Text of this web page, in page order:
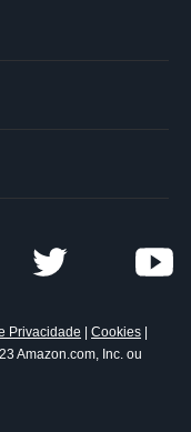
Privacidade Cookies
Amazon.com, Inc. ou